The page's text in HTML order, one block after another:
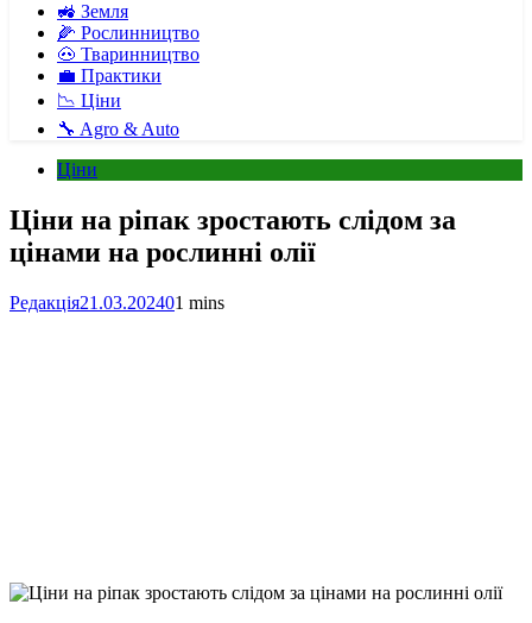
🚜 Земля
🌽 Рослинництво
🐽 Тваринництво
💼 Практики
📉 Ціни
🔧 Agro & Auto
Ціни
Ціни на ріпак зростають слідом за
цінами на рослинні олії
Редакція21.03.202401 mins
Link
Print